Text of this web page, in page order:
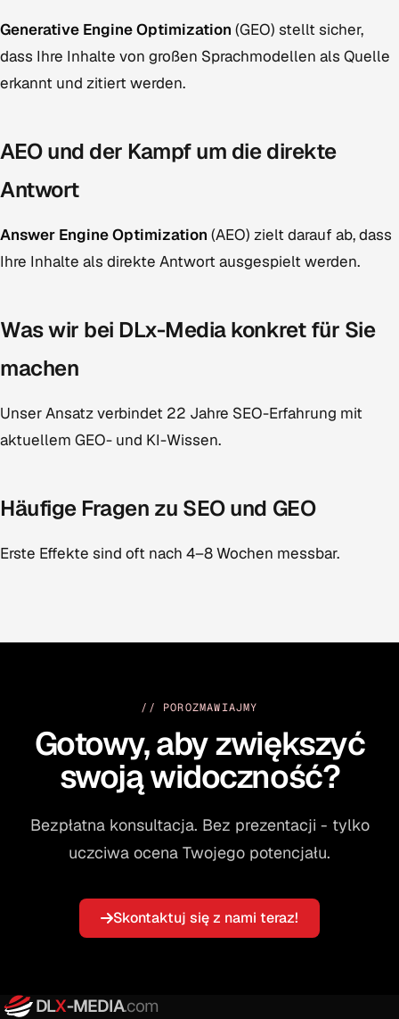
Generative Engine Optimization (GEO) stellt sicher,
dass Ihre Inhalte von großen Sprachmodellen als Quelle
erkannt und zitiert werden.
AEO und der Kampf um die direkte
Antwort
Answer Engine Optimization (AEO) zielt darauf ab, dass
Ihre Inhalte als direkte Antwort ausgespielt werden.
Was wir bei DLx-Media konkret für Sie
machen
Unser Ansatz verbindet 22 Jahre SEO-Erfahrung mit
aktuellem GEO- und KI-Wissen.
Häufige Fragen zu SEO und GEO
Erste Effekte sind oft nach 4–8 Wochen messbar.
// POROZMAWIAJMY
Gotowy, aby zwiększyć
swoją widoczność?
Bezpłatna konsultacja. Bez prezentacji - tylko
uczciwa ocena Twojego potencjału.
Skontaktuj się z nami teraz!
DLX-MEDIA.com